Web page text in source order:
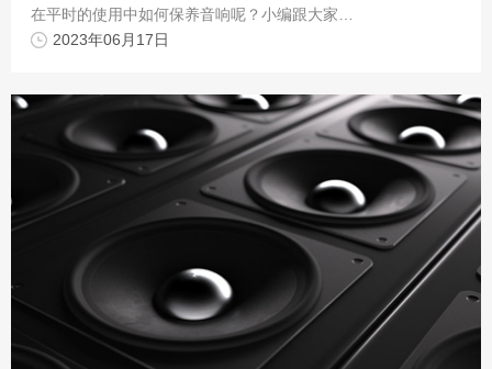
在平时的使用中如何保养音响呢？小编跟大家…
2023年06月17日